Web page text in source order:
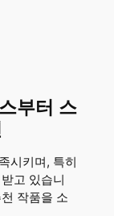
부터 스
시키며, 특히
고 있습니
작품을 소